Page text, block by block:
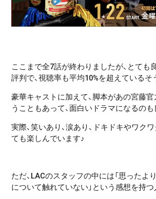
ここまで全7話が終わりましたが、とても
評判で、視聴率も平均10%を超えているそ
豪華キャストに加えて、脚本があの宮藤
うこともあって、面白いドラマになるのも
実際、笑いあり、涙あり、ドキドキやワク
ても楽しんでいます♪
ただ、LACのスタッフの中には「思ったよ
について触れていない」という感想を持つ